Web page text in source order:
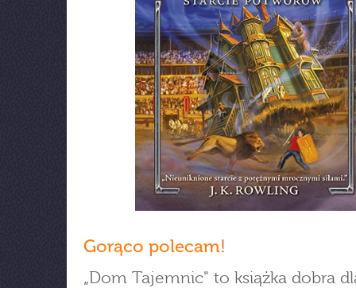
Gorąco polecam!
„Dom Tajemnic" to książka dobra